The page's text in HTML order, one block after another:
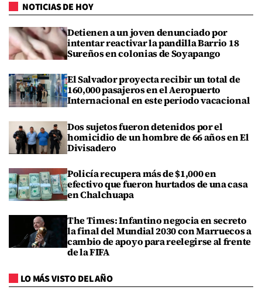
NOTICIAS DE HOY
Detienen a un joven denunciado por
intentar reactivar la pandilla Barrio 18
Sureños en colonias de Soyapango
El Salvador proyecta recibir un total de
160,000 pasajeros en el Aeropuerto
Internacional en este periodo vacacional
Dos sujetos fueron detenidos por el
homicidio de un hombre de 66 años en El
Divisadero
Policía recupera más de $1,000 en
efectivo que fueron hurtados de una casa
en Chalchuapa
The Times: Infantino negocia en secreto
la final del Mundial 2030 con Marruecos a
cambio de apoyo para reelegirse al frente
de la FIFA
LO MÁS VISTO DEL AÑO